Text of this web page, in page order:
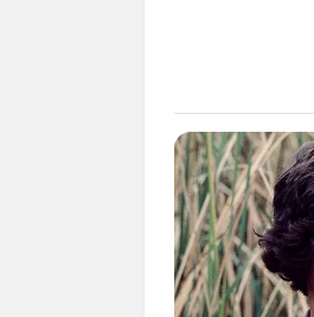
Karier
Karier
Awalnya,
lebih
Meski